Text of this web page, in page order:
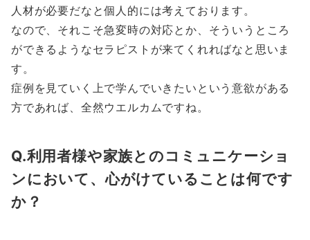
人材が必要だなと個人的には考えております。
なので、それこそ急変時の対応とか、そういうところ
ができるようなセラピストが来てくれればなと思いま
す。
症例を見ていく上で学んでいきたいという意欲がある
方であれば、全然ウエルカムですね。
Q.利用者様や家族とのコミュニケーショ
ンにおいて、心がけていることは何です
か？